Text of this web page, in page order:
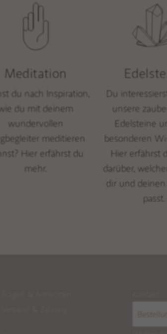
Meditation
du nach Inspiration,
wie du mit deinem
wundervollen
meditieren
Hier erfährst du
mehr.
Du
unsere
Edelsteine
besonderen
Hier erfährst
darüber,
dir und
passt.